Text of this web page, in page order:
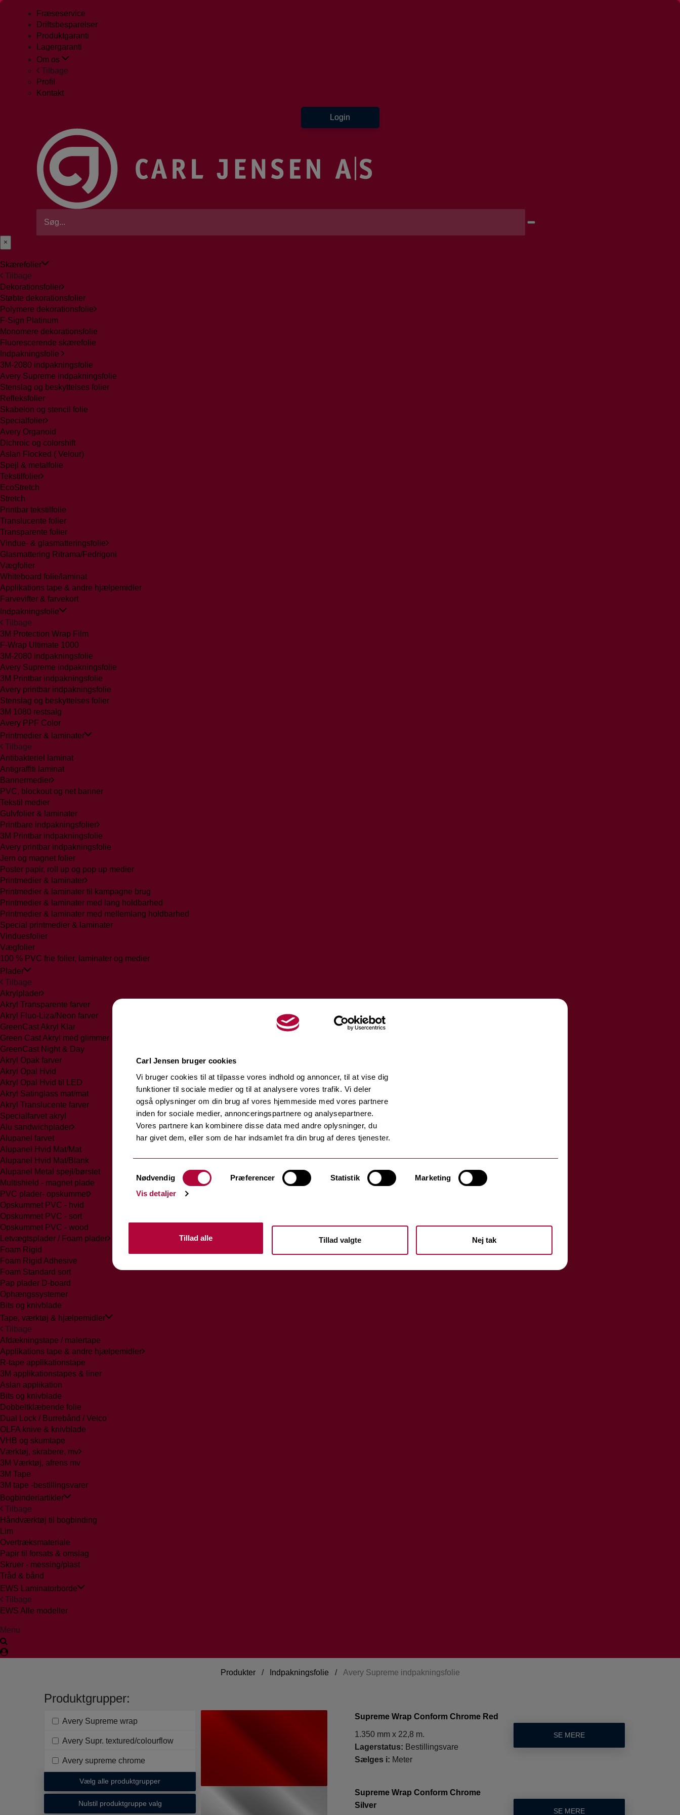
Carl Jensen bruger cookies
Vi bruger cookies til at tilpasse vores indhold og annoncer, til at vise dig
funktioner til sociale medier og til at analysere vores trafik. Vi deler
også oplysninger om din brug af vores hjemmeside med vores partnere
inden for sociale medier, annonceringspartnere og analysepartnere.
Vores partnere kan kombinere disse data med andre oplysninger, du
har givet dem, eller som de har indsamlet fra din brug af deres tjenester.
Samtykkevalg
Nødvendig Præferencer Statistik
Marketing
Vis detaljer
Tillad alle Tillad valgte Nej tak
Fræseservice
Driftsbesparelser
Produktgaranti
Lagergaranti
Om os
Tilbage
Profil
Kontakt
Login
Skærefolier
Tilbage
Dekorationsfolier
Støbte dekorationsfolier
Polymere dekorationsfolie
F-Sign Platinum
Monomere dekorationsfolie
Fluorescerende skærefolie
Indpakningsfolie
3M-2080 indpakningsfolie
Avery Supreme indpakningsfolie
Stenslag og beskyttelses folier
Refleksfolier
Skabelon og stencil folie
Specialfolier
Avery Organoid
Dichroic og colorshift
Aslan Flocked ( Velour)
Spejl & metalfolie
Tekstilfolier
EcoStretch
Stretch
Printbar tekstilfolie
Translucente folier
Transparente folier
Vindue- & glasmatteringsfolie
Glasmattering Ritrama/Fedrigoni
Vægfolier
Whiteboard folie/laminat
Applikations tape & andre hjælpemidler
Farvevifter & farvekort
Indpakningsfolie
Tilbage
3M Protection Wrap Film
F-Wrap Ultimate 1000
3M-2080 indpakningsfolie
Avery Supreme indpakningsfolie
3M Printbar indpakningsfolie
Avery printbar indpakningsfolie
Stenslag og beskyttelses folier
3M 1080 restsalg
Avery PPF Color
Printmedier & laminater
Tilbage
Antibakteriel laminat
Antigraffiti laminat
Bannermedier
PVC, blockout og net banner
Tekstil medier
Gulvfolier & laminater
Printbare indpakningsfolier
3M Printbar indpakningsfolie
Avery printbar indpakningsfolie
Jern og magnet folier
Poster papir, roll up og pop up medier
Printmedier & laminater
Printmedier & laminater til kampagne brug
Printmedier & laminater med lang holdbarhed
Printmedier & laminater med mellemlang holdbarhed
Special printmedier & laminater
Vinduesfolier
Vægfolier
100 % PVC frie folier, laminater og medier
Plader
Tilbage
Akrylplader
Akryl Transparente farver
Akryl Fluo-Liza/Neon farver
GreenCast Akryl Klar
Green Cast Akryl med glimmer
GreenCast Night & Day
Akryl Opak farver
Akryl Opal Hvid
Akryl Opal Hvid til LED
Akryl Satinglass mat/mat
Akryl Translucente farver
Specialfarvet akryl
Alu sandwichplader
Alupanel farvet
Alupanel Hvid Mat/Mat
Alupanel Hvid Mat/Blank
Alupanel Metal spejl/børstet
Multishield - magnet plade
PVC plader- opskummet
Opskummet PVC - hvid
Opskummet PVC - sort
Opskummet PVC - wood
Letvægtsplader / Foam plader
Foam Rigid
Foam Rigid Adhesive
Foam Standard sort
Pap plader D-board
Ophængssystemer
Bits og knivblade
Tape, værktøj & hjælpemidler
Tilbage
Afdækningstape / malertape
Applikations tape & andre hjælpemidler
R-tape applikationstape
3M applikationstapes & liner
Aslan applikation
Bits og knivblade
Dobbeltklæbende folie
Dual Lock / Burrebånd / Velco
OLFA knive & knivblade
VHB og skumtape
Værktøj, skrabere, mv
3M Værktøj, afrens mv
3M Tape
3M tape -bestillingsvarer
Bogbinderiartikler
Tilbage
Håndværktøj til bogbinding
Lim
Overtræksmateriale
Papir til forsats & omslag
Skruer - messing/plast
Tråd & bånd
EWS Laminatorborde
Tilbage
EWS Alle modeller
Menu
Produkter/ Indpakningsfolie / Avery Supreme indpakningsfolie
Produktgrupper:
Avery Supreme wrap
Avery Supr. textured/colourflow
Avery supreme chrome
Vælg alle produktgrupper
Nulstil produktgruppe valg
Supreme Wrap Conform Chrome Red
1.350 mm x 22,8 m.
Lagerstatus: Bestillingsvare
Sælges i: Meter
SE MERE
Supreme Wrap Conform Chrome
Silver
SE MERE